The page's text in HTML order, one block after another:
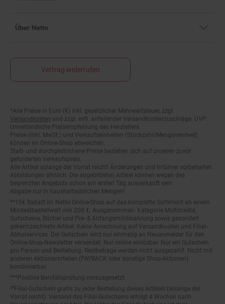
Über Netto
Fußnoten
Versandkosten und zzgl. evtl. anfallender Versandkostenzuschläge. UVP:
Unverbindliche Preisempfehlung des Herstellers.
Preise (inkl. MwSt.) und Verkaufseinheiten (Stückzahl/Mengeneinheit)
können im Online-Shop abweichen.
Statt- und durchgestrichene Preise beziehen sich auf unseren zuvor
geforderten Verkaufspreis.
Alle Artikel solange der Vorrat reicht! Änderungen und Irrtümer vorbehalten.
Abbildungen ähnlich. Die abgebildeten Artikel können wegen des
begrenzten Angebots schon am ersten Tag ausverkauft sein.
Abgabe nur in haushaltsüblichen Mengen!
Mindestbestellwert von 200 €. Ausgenommen: Kategorie Multimedia,
Gutscheine, Bücher und Pre- & Anfangsmilchnahrung sowie gesondert
gekennzeichnete Artikel. Keine Anrechnung auf Versandkosten und Filial-
Abholservices. Der Gutschein wird nur einmalig an Neuanmelder für den
Online-Shop-Newsletter versendet. Nur online einlösbar. Nur ein Gutschein
pro Person und Bestellung. Restbeträge werden nicht ausgezahlt. Nicht mit
anderen Aktionsvorteilen (PAYBACK oder sonstige Shop-Aktionen)
kombinierbar.
Vorrat reicht). Versand des Filial-Gutscheins erfolgt 4 Wochen nach
Warenanlieferung per Mail. Die Höhe des Filial-Gutscheins ist dem